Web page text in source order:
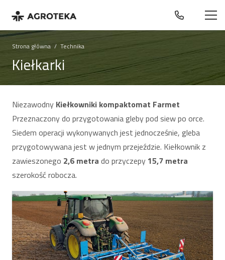
Strona główna / Technika
Kiełkarki
Niezawodny Kiełkowniki kompaktomat Farmet
Przeznaczony do przygotowania gleby pod siew po orce.
Siedem operacji wykonywanych jest jednocześnie, gleba
przygotowywana jest w jednym przejeździe. Kiełkownik z
zawieszonego 2,6 metra do przyczepy 15,7 metra
szerokość robocza.